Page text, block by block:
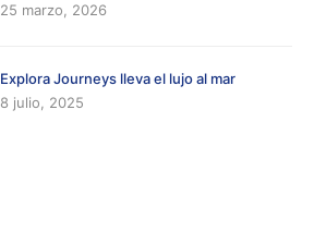
25 marzo, 2026
Explora Journeys lleva el lujo al mar
8 julio, 2025